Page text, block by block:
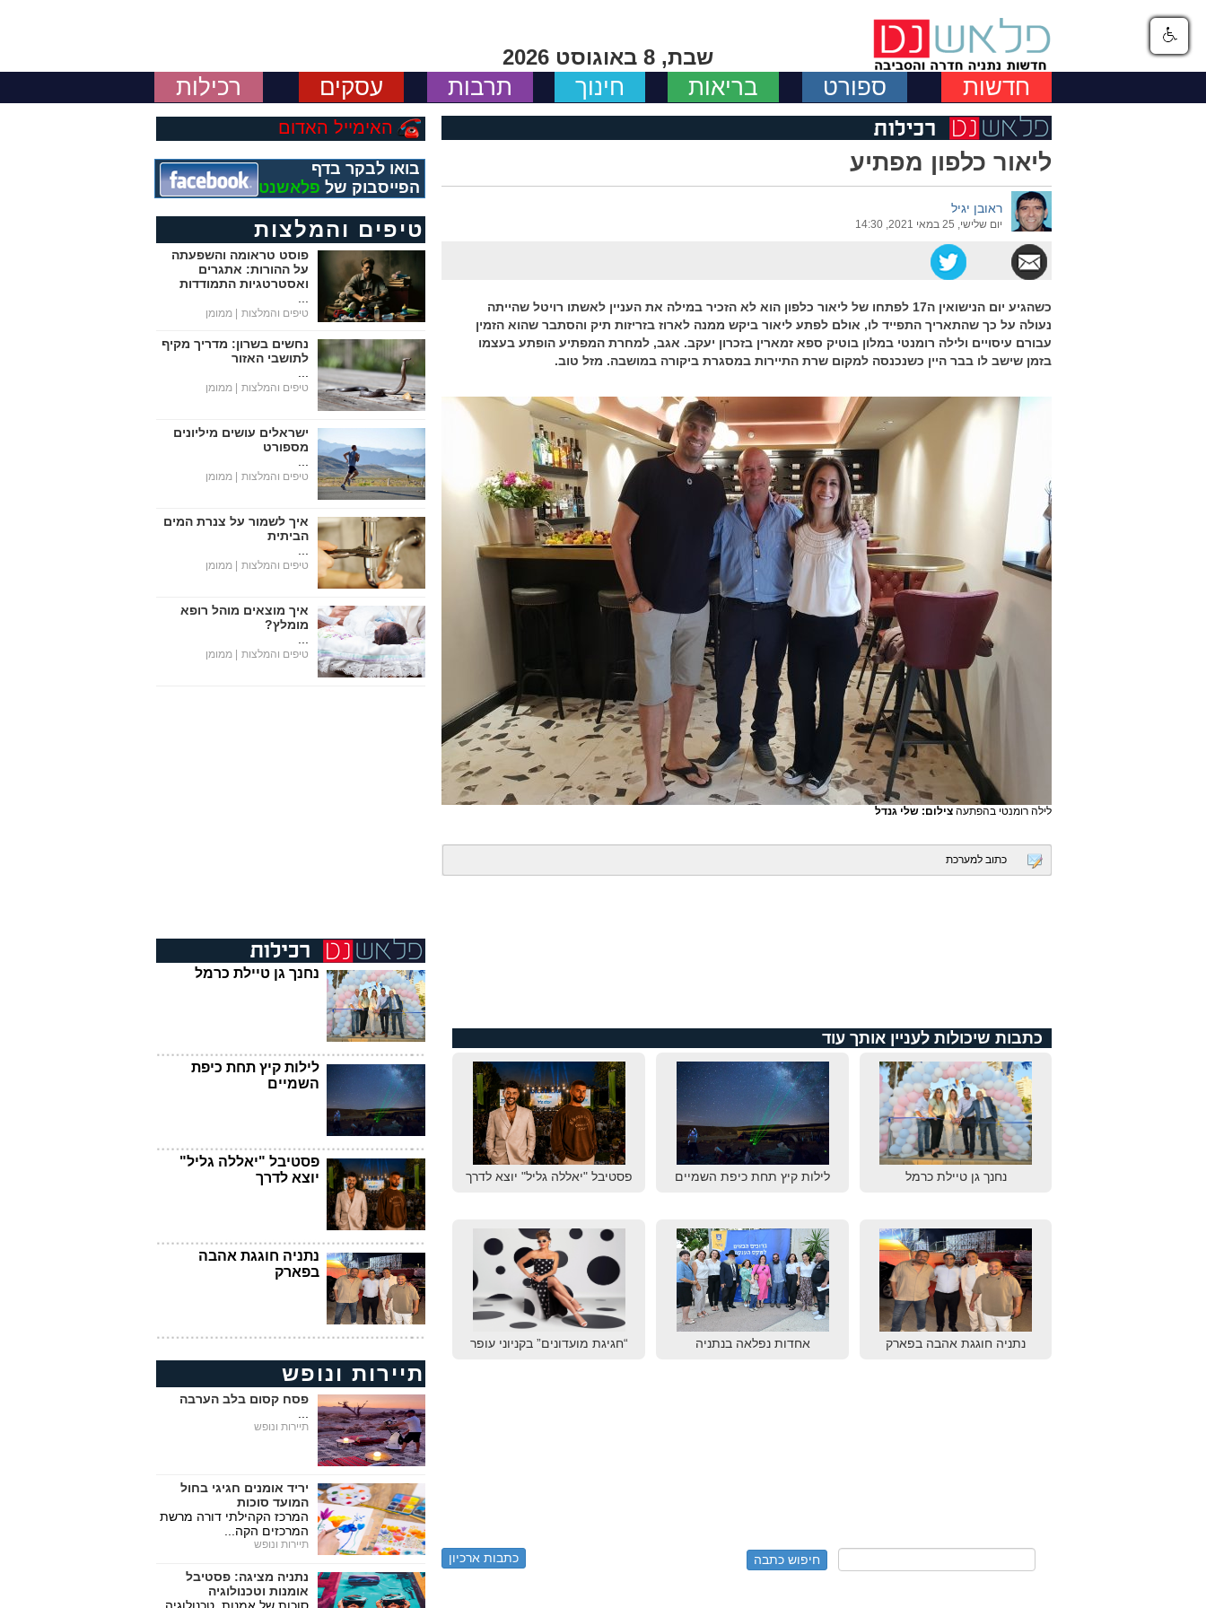
שבת, 8 באוגוסט 2026
חדשות ספורט בריאות חינוך תרבות עסקים רכילות
ליאור כלפון מפתיע
ראובן יגיל
יום שלישי, 25 במאי 2021, 14:30
כשהגיע יום הנישואין ה17 לפתחו של ליאור כלפון הוא לא הזכיר במילה את העניין לאשתו רויטל שהייתה
נעולה על כך שהתאריך התפייד לו, אולם לפתע ליאור ביקש ממנה לארוז בזריזות תיק והסתבר שהוא הזמין
עבורם עיסויים ולילה רומנטי במלון בוטיק ספא זמארין בזכרון יעקב. אגב, למחרת המפתיע הופתע בעצמו
בזמן שישב לו בבר היין כשנכנסה למקום שרת התיירות במסגרת ביקורה במושבה. מזל טוב.
לילה רומנטי בהפתעה צילום: שלי גנדל
כתוב למערכת
כתבות שיכולות לעניין אותך עוד
נחנך גן טיילת כרמל לילות קיץ תחת כיפת השמיים פסטיבל "יאללה גליל" יוצא לדרך
נתניה חוגגת אהבה בפארק אחדות נפלאה בנתניה “חגיגת מועדונים” בקניוני עופר
כתבות ארכיון
האימייל האדום
בואו לבקר בדף
הפייסבוק של פלאשנט
טיפים והמלצות
פוסט טראומה והשפעתה
על ההורות: אתגרים
ואסטרטגיות התמודדות
טיפים והמלצות | ממומן
נחשים בשרון: מדריך מקיף
לתושבי האזור
טיפים והמלצות | ממומן
ישראלים עושים מיליונים
מספורט
טיפים והמלצות | ממומן
איך לשמור על צנרת המים
הביתית
טיפים והמלצות | ממומן
איך מוצאים מוהל רופא
מומלץ?
טיפים והמלצות | ממומן
נחנך גן טיילת כרמל
לילות קיץ תחת כיפת
השמיים
פסטיבל "יאללה גליל"
יוצא לדרך
נתניה חוגגת אהבה
בפארק
תיירות ונופש
פסח קסום בלב הערבה
תיירות ונופש
יריד אומנים חגיגי בחול
המועד סוכות
המרכז הקהילתי דורה מרשת
המרכזים הקה...
תיירות ונופש
נתניה מציגה: פסטיבל
אומנות וטכנולוגיה